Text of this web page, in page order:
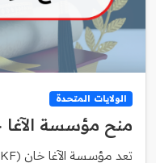
الولايات المتحدة
منح مؤسسة الآغا